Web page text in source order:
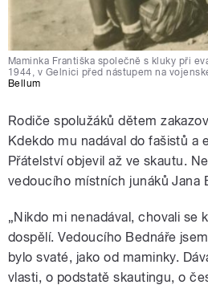
Maminka Františka společně s kluky při
1944, v Gelnici před nástupem na
Bellum
Rodiče spolužáků dětem
Kdekdo mu nadával do fašistů a
Přátelství objevil až ve skautu.
vedoucího místních junáků Jana
„Nikdo mi nenadával, chovali se
dospělí. Vedoucího Bednáře
bylo svaté, jako od maminky.
vlasti, o podstatě skautingu, o